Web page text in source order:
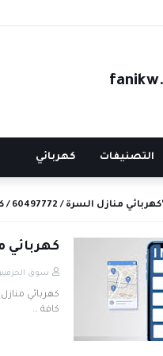
التصنيفات كهربائي
كهربائي منازل السرة / 60497772 / كهربائي 24 ساعة جنوب السره
كهربائي منازل السرة /
سوق
كافة …